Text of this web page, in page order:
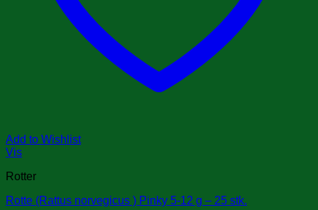
Add to Wishlist
Vis
Rotter
Rotte (Rattus norvegicus ) Pinky 5-12 g – 25 stk.